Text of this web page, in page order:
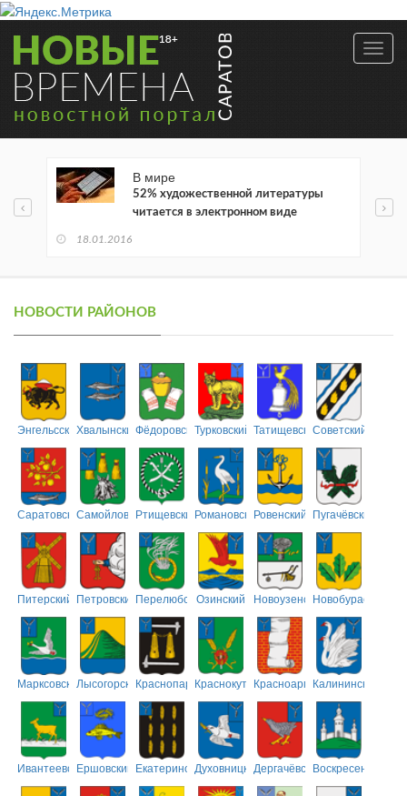
В мире
52% художественной литературы
читается в электронном виде
18.01.2016
НОВОСТИ РАЙОНОВ
ЭнгельсскийХвалынскийФёдоровскийТурковский ТатищевскийСоветский
СаратовскийСамойловскийРтищевскийРомановскийРовенский Пугачёвский
Питерский ПетровскийПерелюбскийОзинский НовоузенскийНовобурасский
МарксовскийЛысогорскийКраснопартизанский
КраснокутскийКрасноармейский
Калининский
ИвантеевскийЕршовский ЕкатериновскийДуховницкийДергачёвскийВоскресенский